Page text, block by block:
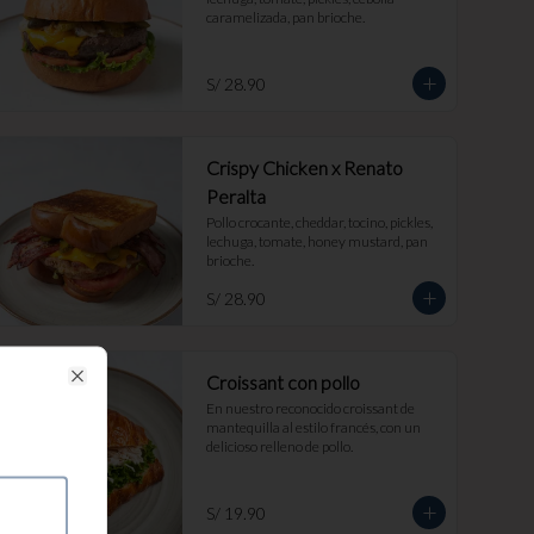
caramelizada, pan brioche.
S/ 28.90
Crispy Chicken x Renato
Peralta
Pollo crocante, cheddar, tocino, pickles,
lechuga, tomate, honey mustard, pan
brioche.
S/ 28.90
Croissant con pollo
En nuestro reconocido croissant de
mantequilla al estilo francés, con un
delicioso relleno de pollo.
S/ 19.90